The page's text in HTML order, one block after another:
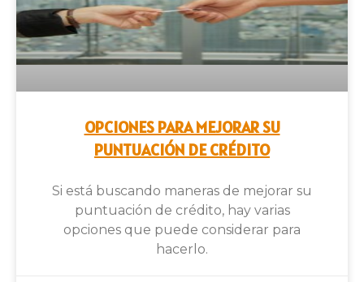
OPCIONES PARA MEJORAR SU
PUNTUACIÓN DE CRÉDITO
Si está buscando maneras de mejorar su
puntuación de crédito, hay varias
opciones que puede considerar para
hacerlo.